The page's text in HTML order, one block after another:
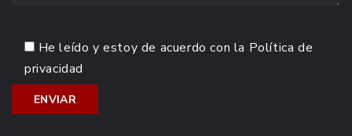
He leído y estoy de acuerdo con la Política de
privacidad